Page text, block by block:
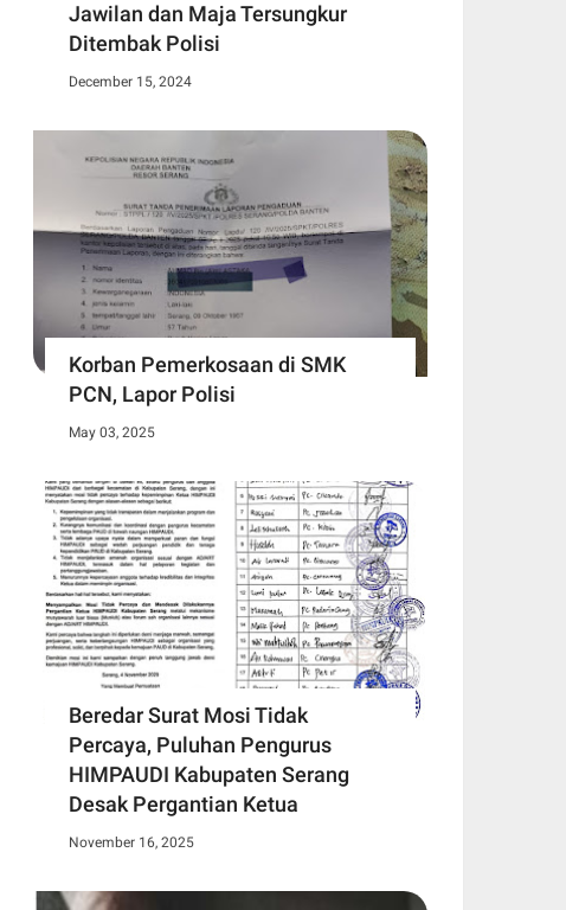
Jawilan dan Maja Tersungkur
Ditembak Polisi
December 15, 2024
Korban Pemerkosaan di SMK
PCN, Lapor Polisi
May 03, 2025
Beredar Surat Mosi Tidak
Percaya, Puluhan Pengurus
HIMPAUDI Kabupaten Serang
Desak Pergantian Ketua
November 16, 2025